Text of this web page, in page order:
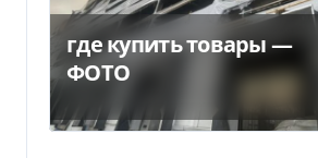
где купить товары —
ФОТО